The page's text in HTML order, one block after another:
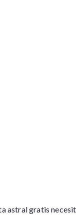
astral gratis